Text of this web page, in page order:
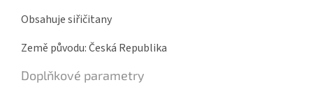
Obsahuje siřičitany
Země původu: Česká Republika
Doplňkové parametry